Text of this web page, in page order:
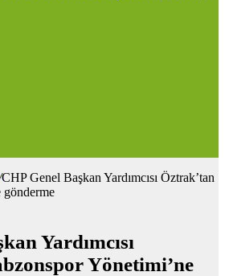
CHP Genel Başkan Yardımcısı Öztrak’tan
gönderme
Yardımcısı
Yönetimi’ne